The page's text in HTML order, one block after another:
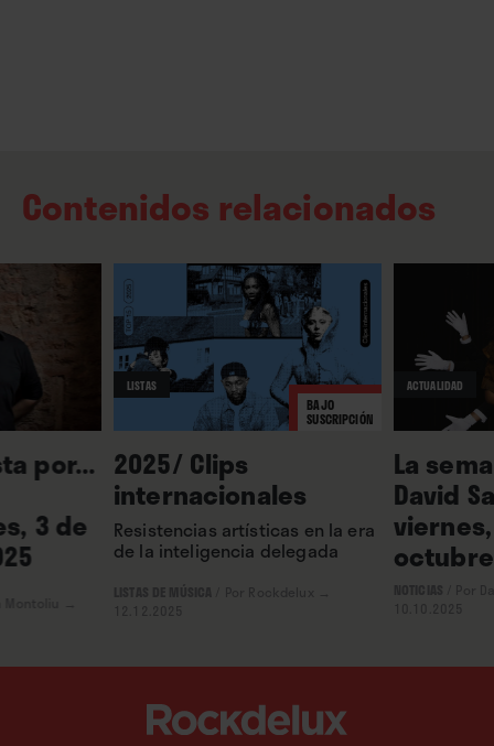
Contenidos relacionados
por...
3 de
BAJO
SUSCRIPCIÓN
LISTAS
2025/ Clips
internacionales
Resistencias artísticas en la era
de la inteligencia delegada
ACTUALIDAD
La
David